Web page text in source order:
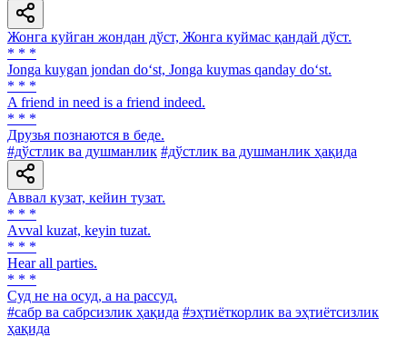
Жонга куйган жондан дўст, Жонга куймас қандай дўст.
* * *
Jonga kuygan jondan do‘st, Jonga kuymas qanday do‘st.
* * *
A friend in need is a friend indeed.
* * *
Друзья познаются в беде.
#дўстлик ва душманлик #дўстлик ва душманлик ҳақида
Аввал кузат, кейин тузат.
* * *
Аvval kuzat, keyin tuzat.
* * *
Hear all parties.
* * *
Суд не на осуд, а на рассуд.
#сабр ва сабрсизлик ҳақида #эҳтиёткорлик ва эҳтиётсизлик
ҳақида